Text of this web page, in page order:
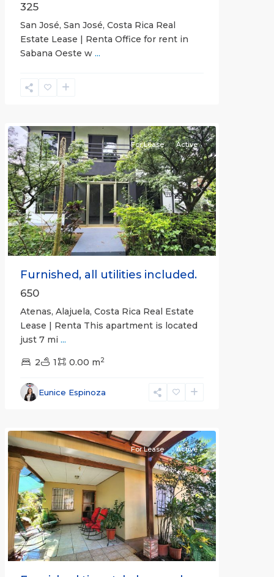
325
San José, San José, Costa Rica Real
Estate Lease | Renta Office for rent in
Sabana Oeste w ...
Alajuela
Previous Next
For Lease Active
Furnished, all utilities included.
650
Atenas, Alajuela, Costa Rica Real Estate
Lease | Renta This apartment is located
just 7 mi ...
2 1 0.00 m2
Eunice Espinoza
Alajuela
(Province)
Previous Next
For Lease Active